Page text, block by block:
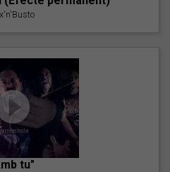
tu"